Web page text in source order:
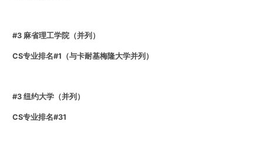
#3 麻省理工学院（并列）
CS专业排名#1（与卡耐基梅隆大学并列）
#3 纽约大学（并列）
CS专业排名#31